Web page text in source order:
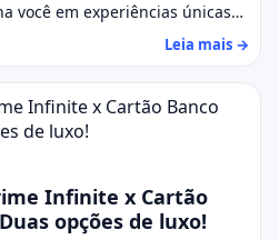
você em experiências únicas…
Leia mais →
Infinite x Cartão
opções de luxo!